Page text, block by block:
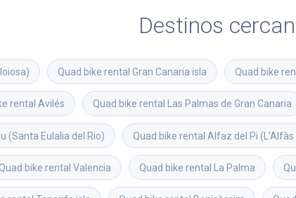
Destinos
Quad bike rental Gran Canaria isla Quad bike
rental Avilés Quad bike rental Las Palmas de Gran Canaria
(Santa Eulalia del Rio) Quad bike rental Alfaz del Pi (L'Alfàs
bike rental Valencia Quad bike rental La Palma